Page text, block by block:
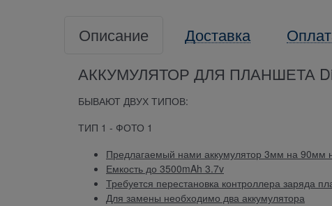
Описание Доставка
АККУМУЛЯТОР ДЛЯ ПЛАНШЕТА
БЫВАЮТ ДВУХ ТИПОВ:
ТИП 1 - ФОТО 1
Предлагаемый нами аккумулятор 3мм на 90мм
Емкость до 3500mAh 3.7v
Требуется перестановка контроллера заряда
Для замены необходимо два аккумулятора